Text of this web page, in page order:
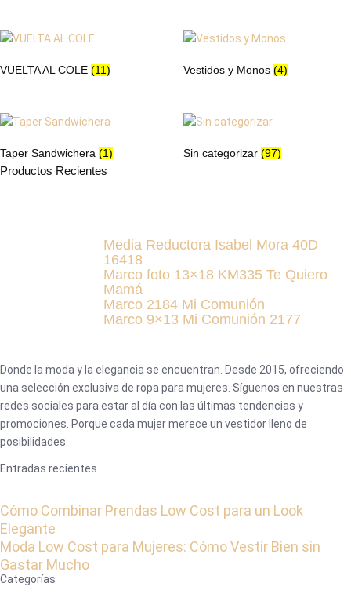
VUELTA AL COLE (11) Vestidos y Monos (4)
Taper Sandwichera (1) Sin categorizar (97)
Productos Recientes
Media Reductora Isabel Mora 40D
16418
Marco foto 13×18 KM335 Te Quiero
Mamá
Marco 2184 Mi Comunión
Marco 9×13 Mi Comunión 2177
Donde la moda y la elegancia se encuentran. Desde 2015, ofreciendo
una selección exclusiva de ropa para mujeres. Síguenos en nuestras
redes sociales para estar al día con las últimas tendencias y
promociones. Porque cada mujer merece un vestidor lleno de
posibilidades.
Entradas recientes
Cómo Combinar Prendas Low Cost para un Look
Elegante
Moda Low Cost para Mujeres: Cómo Vestir Bien sin
Gastar Mucho
Categorías